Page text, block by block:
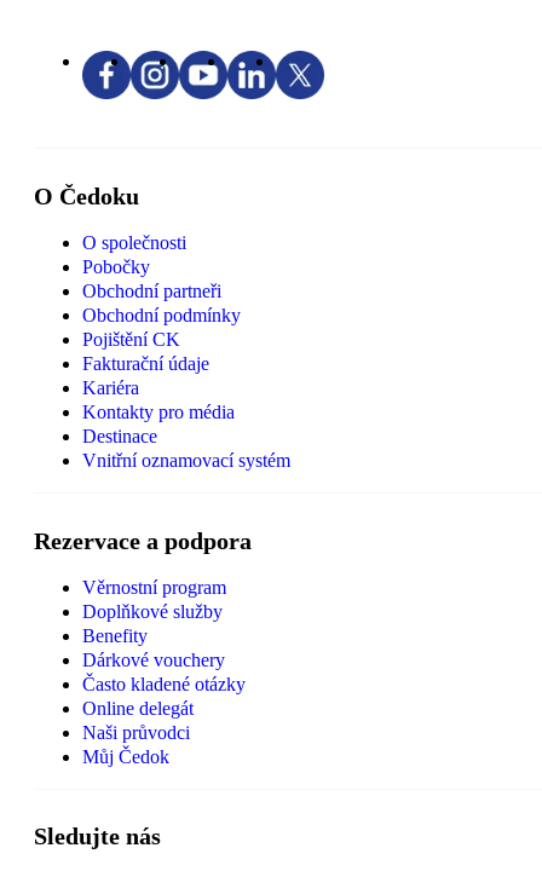
O Čedoku
O společnosti
Pobočky
Obchodní partneři
Obchodní podmínky
Pojištění CK
Fakturační údaje
Kariéra
Kontakty pro média
Destinace
Vnitřní oznamovací systém
Rezervace a podpora
Věrnostní program
Doplňkové služby
Benefity
Dárkové vouchery
Často kladené otázky
Online delegát
Naši průvodci
Můj Čedok
Sledujte nás